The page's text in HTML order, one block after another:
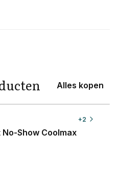
Alles kopen
+2
Show Coolmax